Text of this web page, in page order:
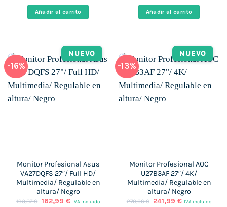
original
era:
actual
es:
Añadir al carrito
original
era:
actual
es:
Añadir al carrito
-16%
NUEVO
Monitor Profesional Asus
VA27DQFS 27″/ Full HD/
Multimedia/ Regulable en
altura/ Negro
193,87€ El
162,99 €ElIVA incluido
-13%
NUEVO
Monitor Profesional AOC
U27B3AF 27″/ 4K/
Multimedia/ Regulable en
altura/ Negro
279,66€ El
241,99€ElIVA incluido